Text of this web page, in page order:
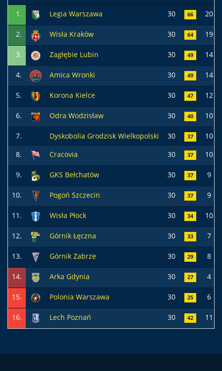
1.
Legia Warszawa 30 66 20
2. Wisła Kraków 30 64 19
3. Zagłębie Lubin 30 49 14
4. Amica Wronki 30 49 14
5. Korona Kielce 30 47 12
6. Odra Wodzisław 30 40 10
7. Dyskobolia Grodzisk Wielkopolski 30 37
10
8.
Cracovia 30 37 10
9. GKS Bełchatów 30 37 9
10. Pogoń Szczecin 30 37 9
11. Wisła Płock 30 34 10
12. Górnik Łęczna 30 33 7
13. Górnik Zabrze 30 29 8
14. Arka Gdynia 30 27 4
15. Polonia Warszawa 30 25 6
16. Lech Poznań 30 42 11